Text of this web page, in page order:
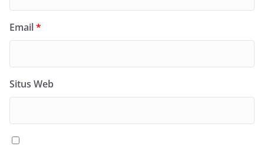
Email*
Situs Web